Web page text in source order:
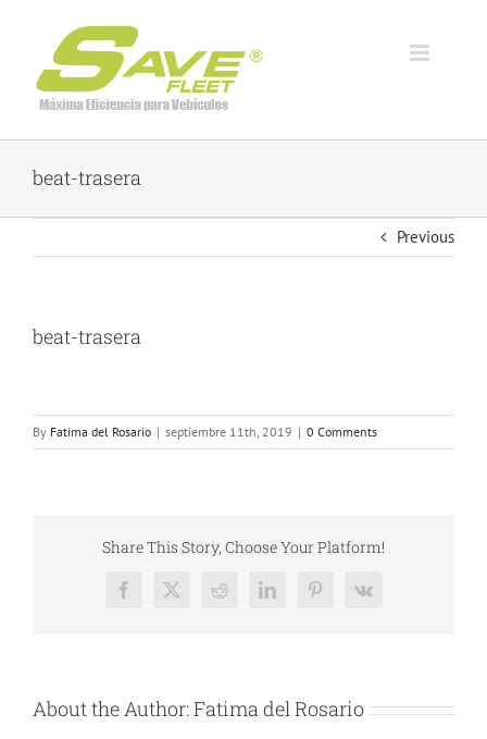
content
beat-trasera
Previous
beat-trasera
By Fatima del Rosario | septiembre 11th, 2019 | 0 Comments
Share This Story, Choose Your Platform!
Facebook
X RedditLinkedInPinterest
Vk
About the Author:Fatima del Rosario